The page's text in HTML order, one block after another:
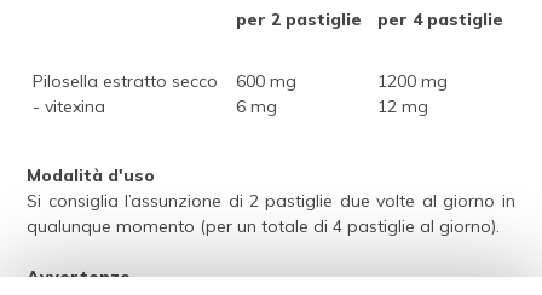
per 2 pastiglie
per 4 pastiglie
Pilosella estratto secco
- vitexina
600 mg
6 mg
1200 mg
12 mg
Modalità d'uso
Si consiglia l’assunzione di 2 pastiglie due volte al giorno in
qualunque momento (per un totale di 4 pastiglie al giorno).
Avvertenze